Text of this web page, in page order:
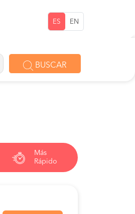
ES EN
BUSCAR
Más
Rápido